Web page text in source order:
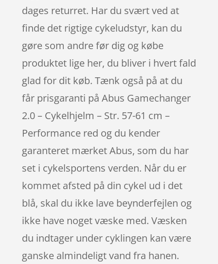
dages returret. Har du svært ved at
finde det rigtige cykeludstyr, kan du
gøre som andre før dig og købe
produktet lige her, du bliver i hvert fald
glad for dit køb. Tænk også på at du
får prisgaranti på Abus Gamechanger
2.0 – Cykelhjelm – Str. 57-61 cm –
Performance red og du kender
garanteret mærket Abus, som du har
set i cykelsportens verden. Når du er
kommet afsted på din cykel ud i det
blå, skal du ikke lave beynderfejlen og
ikke have noget væske med. Væsken
du indtager under cyklingen kan være
ganske almindeligt vand fra hanen.